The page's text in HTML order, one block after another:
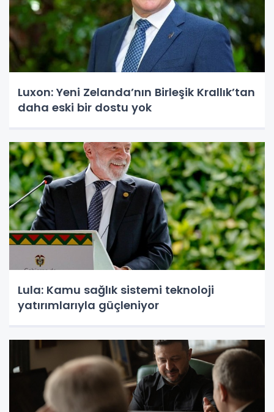
Luxon: Yeni Zelanda’nın Birleşik Krallık’tan
daha eski bir dostu yok
Lula: Kamu sağlık sistemi teknoloji
yatırımlarıyla güçleniyor